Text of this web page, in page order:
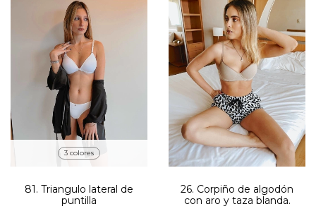
3 colores
81. Triangulo lateral de
puntilla
26. Corpiño de algodón
con aro y taza blanda.